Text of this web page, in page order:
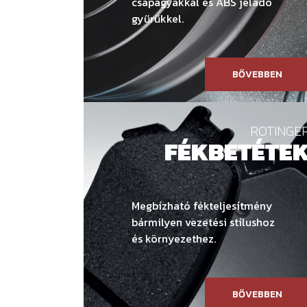
gyűrűkkel.
BŐVEBBEN
Megbízható fékteljesítmény
bármilyen vezetési stílushoz
és környezethez.
BŐVEBBEN